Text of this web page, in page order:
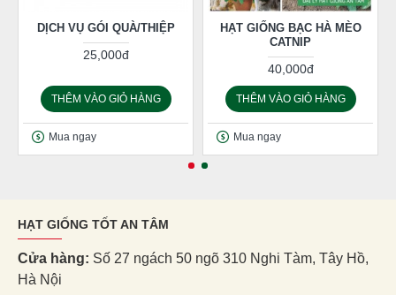
DỊCH VỤ GÓI QUÀ/THIỆP
25,000đ
THÊM VÀO GIỎ HÀNG
Mua ngay
HẠT GIỐNG BẠC HÀ MÈO
CATNIP
40,000đ
THÊM VÀO GIỎ HÀNG
Mua ngay
HẠT GIỐNG TỐT AN TÂM
Cửa hàng: Số 27 ngách 50 ngõ 310 Nghi Tàm, Tây Hồ,
Hà Nội